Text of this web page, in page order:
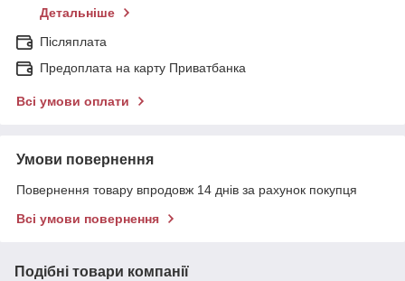
Детальніше
Післяплата
Предоплата на карту Приватбанка
Всі умови оплати
Умови повернення
Повернення товару впродовж 14 днів за рахунок покупця
Всі умови повернення
Подібні товари компанії